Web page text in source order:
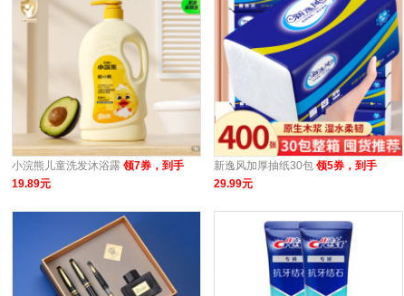
小浣熊儿童洗发沐浴露 领7券，到手
19.89元
新逸风加厚抽纸30包 领5券，到手
29.99元